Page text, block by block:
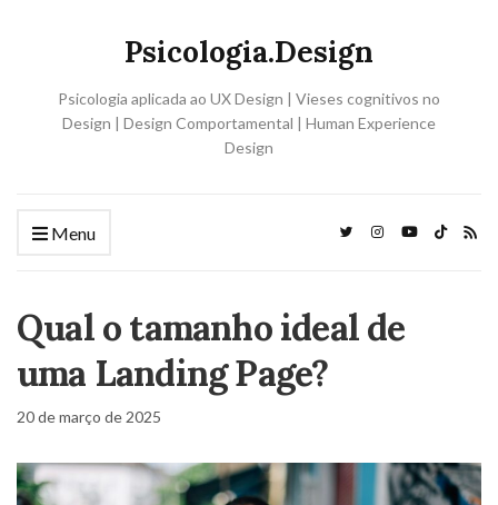
Psicologia.Design
Psicologia aplicada ao UX Design | Vieses cognitivos no
Design | Design Comportamental | Human Experience
Design
Menu
Qual o tamanho ideal de
uma Landing Page?
20 de março de 2025